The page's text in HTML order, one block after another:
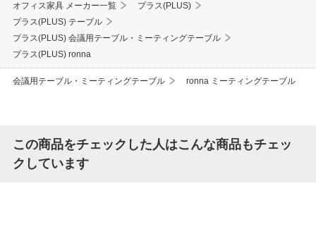
オフィス家具 メーカー一覧
プラス(PLUS)
プラス(PLUS) テーブル
プラス(PLUS) 会議用テーブル・ミーティングテーブル
プラス(PLUS) ronna
会議用テーブル・ミーティングテーブル ronna ミーティングテーブル
この商品をチェックした人はこんな商品もチェッ
クしています